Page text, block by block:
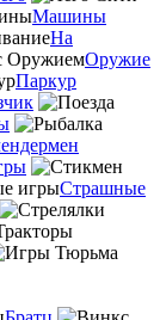
Машины
На
Оружие
Паркур
Страшные